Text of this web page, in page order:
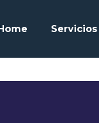
Servicios